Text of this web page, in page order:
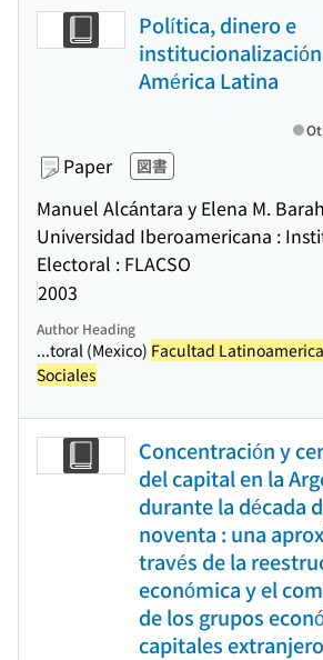
Política, dinero e
América Latina
Paper 図書
Manuel Alcántara y Elena M.
Universidad Iberoamericana :
Electoral : FLACSO
2003
Author Heading
...toral (Mexico) Facultad
Sociales
Concentración y
del capital en la
durante la década
noventa : una
través de la
económica y el
de los grupos
capitales